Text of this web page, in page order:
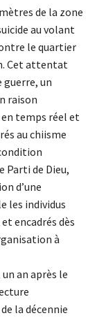
de la zone
au volant
le quartier
Cet attentat
guerre, un
raison
temps réel et
au chiisme
Parti de Dieu,
d’une
les individus
encadrés dès
à
an après le
la décennie